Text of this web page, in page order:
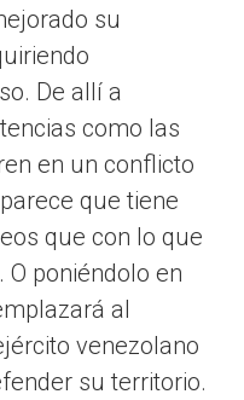
su
De allí a
como las
en un conflicto
que tiene
que con lo que
poniéndolo en
al
venezolano
su territorio.